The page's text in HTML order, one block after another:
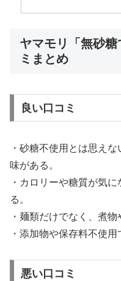
ヤマモリ「無砂
ミまとめ
良い口コミ
・砂糖不使用とは思え
味がある。
・カロリーや糖質が気
る。
・麺類だけでなく、煮
・添加物や保存料不使用
悪い口コミ